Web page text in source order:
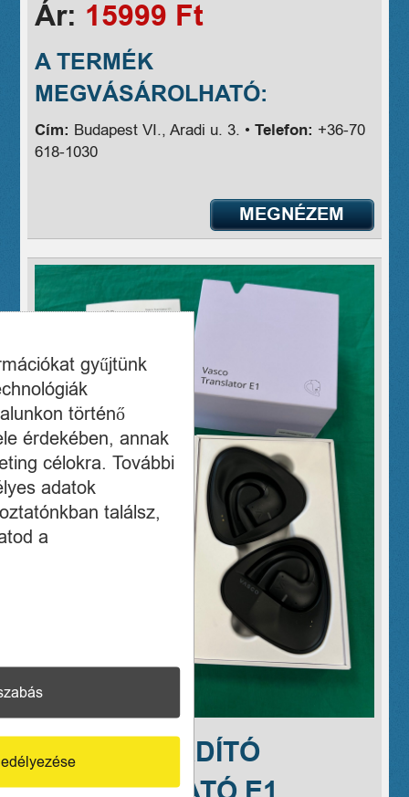
Ár: 15999 Ft
A TERMÉK
MEGVÁSÁROLHATÓ:
Cím: Budapest VI., Aradi u. 3. •Telefon: +36-70
618-1030
MEGNÉZEM
VASCO FORDÍTÓ
gyűjtünk
történő
érdekében, annak
célokra. További
adatok
találsz,
a